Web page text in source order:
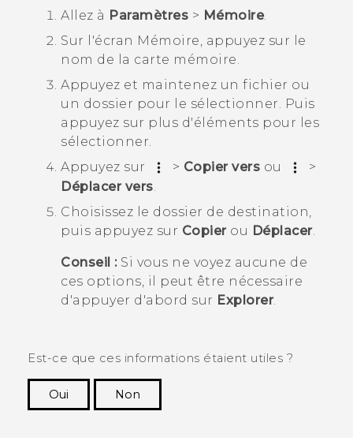
Allez à Paramètres > Mémoire.
Sur l'écran Mémoire, appuyez sur le
nom de la carte mémoire.
Appuyez et maintenez un fichier ou
un dossier pour le sélectionner. Puis
appuyez sur plus d'éléments pour les
sélectionner.
Appuyez sur
> Copier vers ou
>
Déplacer vers.
Choisissez le dossier de destination,
puis appuyez sur Copierou Déplacer.
Conseil :Si vous ne voyez aucune de
ces options, il peut être nécessaire
d'appuyer d'abord sur Explorer.
Est-ce que ces informations étaient utiles ?
Oui
Non